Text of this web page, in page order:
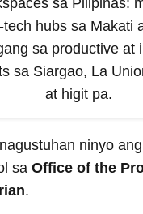
sa Pilipinas:
tech hubs sa Makati
sa productive at
sa Siargao, La
at higit pa.
ninyo
sa Office of the
.